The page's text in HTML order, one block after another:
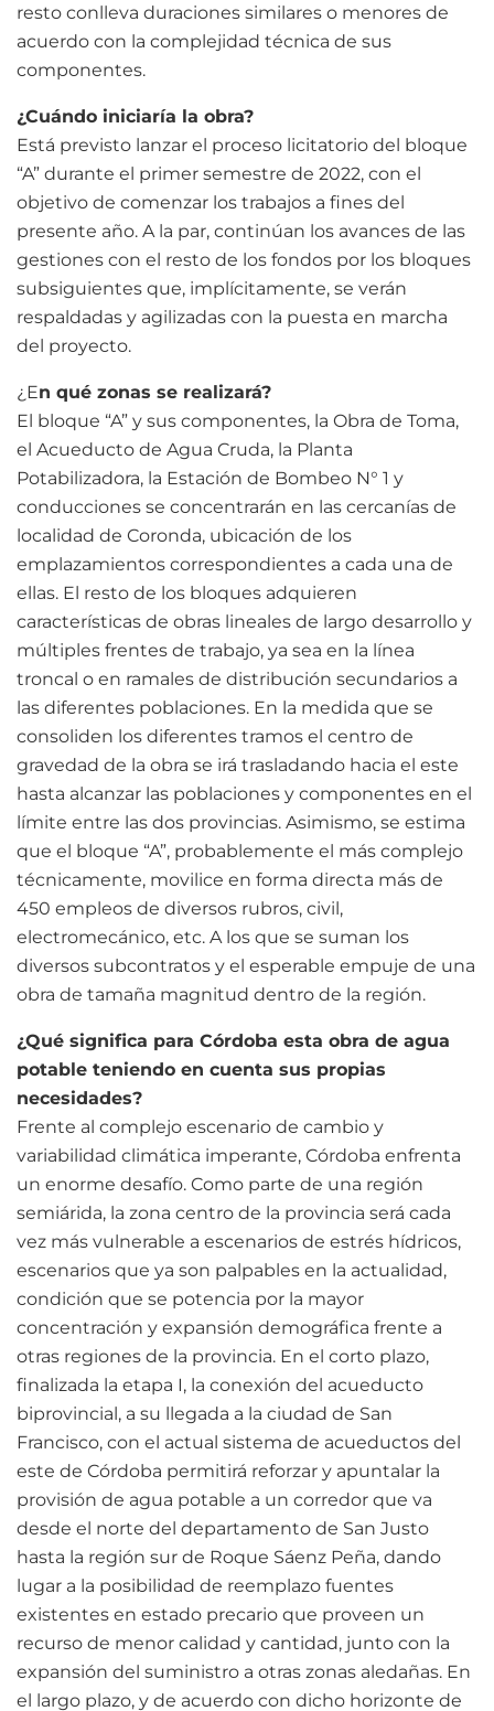
resto conlleva duraciones similares o menores de
acuerdo con la complejidad técnica de sus
componentes.
¿Cuándo iniciaría la obra?
Está previsto lanzar el proceso licitatorio del bloque
“A” durante el primer semestre de 2022, con el
objetivo de comenzar los trabajos a fines del
presente año. A la par, continúan los avances de las
gestiones con el resto de los fondos por los bloques
subsiguientes que, implícitamente, se verán
respaldadas y agilizadas con la puesta en marcha
del proyecto.
¿En qué zonas se realizará?
El bloque “A” y sus componentes, la Obra de Toma,
el Acueducto de Agua Cruda, la Planta
Potabilizadora, la Estación de Bombeo N° 1 y
conducciones se concentrarán en las cercanías de
localidad de Coronda, ubicación de los
emplazamientos correspondientes a cada una de
ellas. El resto de los bloques adquieren
características de obras lineales de largo desarrollo y
múltiples frentes de trabajo, ya sea en la línea
troncal o en ramales de distribución secundarios a
las diferentes poblaciones. En la medida que se
consoliden los diferentes tramos el centro de
gravedad de la obra se irá trasladando hacia el este
hasta alcanzar las poblaciones y componentes en el
límite entre las dos provincias. Asimismo, se estima
que el bloque “A”, probablemente el más complejo
técnicamente, movilice en forma directa más de
450 empleos de diversos rubros, civil,
electromecánico, etc. A los que se suman los
diversos subcontratos y el esperable empuje de una
obra de tamaña magnitud dentro de la región.
¿Qué significa para Córdoba esta obra de agua
potable teniendo en cuenta sus propias
necesidades?
Frente al complejo escenario de cambio y
variabilidad climática imperante, Córdoba enfrenta
un enorme desafío. Como parte de una región
semiárida, la zona centro de la provincia será cada
vez más vulnerable a escenarios de estrés hídricos,
escenarios que ya son palpables en la actualidad,
condición que se potencia por la mayor
concentración y expansión demográfica frente a
otras regiones de la provincia. En el corto plazo,
finalizada la etapa I, la conexión del acueducto
biprovincial, a su llegada a la ciudad de San
Francisco, con el actual sistema de acueductos del
este de Córdoba permitirá reforzar y apuntalar la
provisión de agua potable a un corredor que va
desde el norte del departamento de San Justo
hasta la región sur de Roque Sáenz Peña, dando
lugar a la posibilidad de reemplazo fuentes
existentes en estado precario que proveen un
recurso de menor calidad y cantidad, junto con la
expansión del suministro a otras zonas aledañas. En
el largo plazo, y de acuerdo con dicho horizonte de